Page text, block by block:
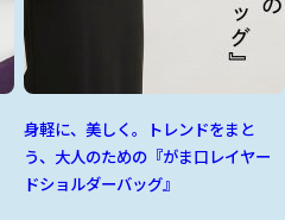
身軽に、美しく。トレンドをまと
う、大人のための『がま口レイヤー
ドショルダーバッグ』